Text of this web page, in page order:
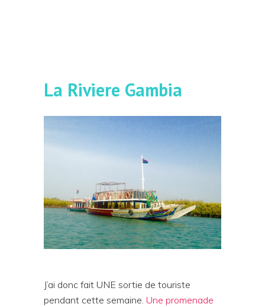
La Riviere Gambia
J’ai donc fait UNE sortie de touriste
pendant cette semaine. Une promenade